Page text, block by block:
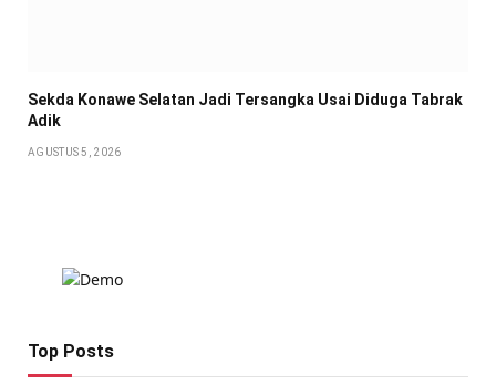
Sekda Konawe Selatan Jadi Tersangka Usai Diduga Tabrak
Adik
AGUSTUS 5, 2026
Top Posts